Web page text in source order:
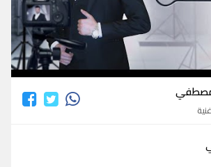
اغاني خليل مصطفي
مصطفي